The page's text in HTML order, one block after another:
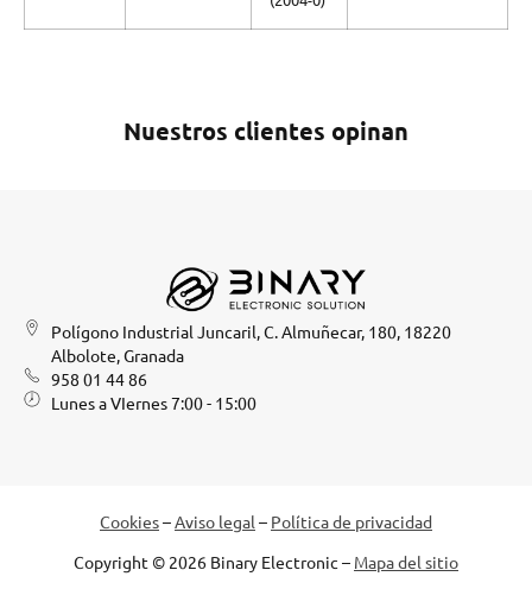
Nuestros clientes opinan
Polígono Industrial Juncaril, C. Almuñecar, 180, 18220
Albolote, Granada
958 01 44 86
Lunes a VIernes 7:00 - 15:00
Cookies–Aviso legal – Política de privacidad
Copyright © 2026 Binary Electronic – Mapa del sitio